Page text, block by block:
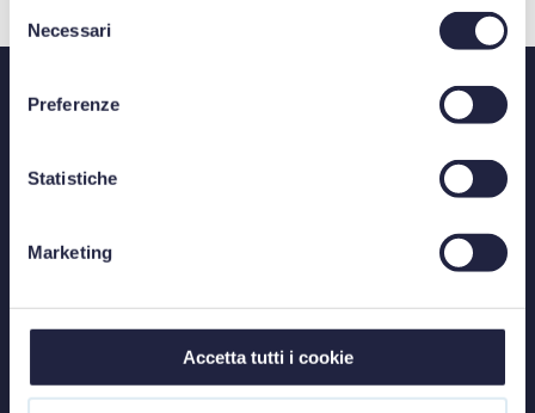
delNecessari
Preferenze
Statistiche
Marketing
Accetta tutti i cookie
Telefono: +39 051 520315
MILANO
Via Nino Bixio, 31 - 20129